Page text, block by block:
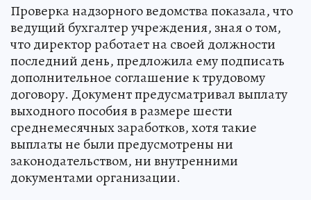
Проверка надзорного ведомства показала, что
ведущий бухгалтер учреждения, зная о том,
что директор работает на своей должности
последний день, предложила ему подписать
дополнительное соглашение к трудовому
договору. Документ предусматривал выплату
выходного пособия в размере шести
среднемесячных заработков, хотя такие
выплаты не были предусмотрены ни
законодательством, ни внутренними
документами организации.